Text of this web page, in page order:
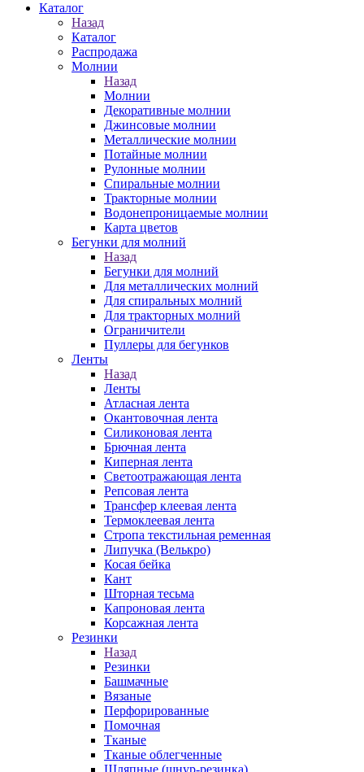
Каталог
Назад
Каталог
Распродажа
Молнии
Назад
Молнии
Декоративные молнии
Джинсовые молнии
Металлические молнии
Потайные молнии
Рулонные молнии
Спиральные молнии
Тракторные молнии
Водонепроницаемые молнии
Карта цветов
Бегунки для молний
Назад
Бегунки для молний
Для металлических молний
Для спиральных молний
Для тракторных молний
Ограничители
Пуллеры для бегунков
Ленты
Назад
Ленты
Атласная лента
Окантовочная лента
Силиконовая лента
Брючная лента
Киперная лента
Светоотражающая лента
Репсовая лента
Трансфер клеевая лента
Термоклеевая лента
Стропа текстильная ременная
Липучка (Велькро)
Косая бейка
Кант
Шторная тесьма
Капроновая лента
Корсажная лента
Резинки
Назад
Резинки
Башмачные
Вязаные
Перфорированные
Помочная
Тканые
Тканые облегченные
Шляпные (шнур-резинка)